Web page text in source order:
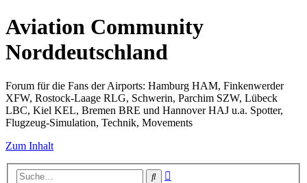
Aviation Community
Norddeutschland
Forum für die Fans der Airports: Hamburg HAM, Finkenwerder
XFW, Rostock-Laage RLG, Schwerin, Parchim SZW, Lübeck
LBC, Kiel KEL, Bremen BRE und Hannover HAJ u.a. Spotter,
Flugzeug-Simulation, Technik, Movements
Zum Inhalt
Suche